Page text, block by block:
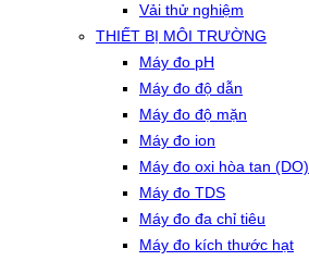
Vải thử nghiệm
THIẾT BỊ MÔI TRƯỜNG
Máy đo pH
Máy đo độ dẫn
Máy đo độ mặn
Máy đo ion
Máy đo oxi hòa tan (DO)
Máy đo TDS
Máy đo đa chỉ tiêu
Máy đo kích thước hạt